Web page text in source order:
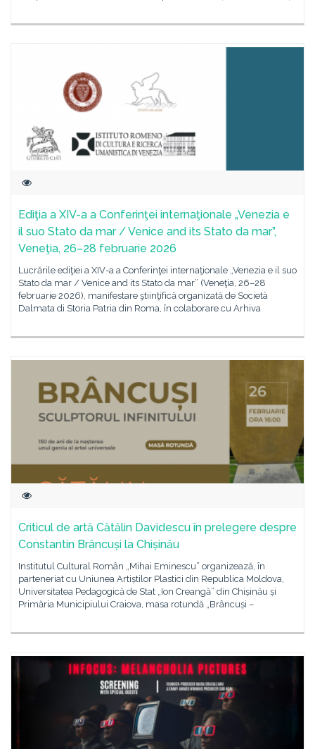
Ediţia a XIV-a a Conferinţei internaţionale „Venezia e
il suo Stato da mar / Venice and its Stato da mar”,
Veneţia, 26–28 februarie 2026
Lucrările ediţiei a XIV-a a Conferinţei internaţionale „Venezia e il suo
Stato da mar / Venice and its Stato da mar” (Veneţia, 26–28
februarie 2026), manifestare ştiinţifică organizată de Società
Dalmata di Storia Patria din Roma, în colaborare cu Arhiva
Criticul de artă Cătălin Davidescu în prelegere despre
Constantin Brâncuși la Chișinău
Institutul Cultural Român „Mihai Eminescu” organizează, în
parteneriat cu Uniunea Artiștilor Plastici din Republica Moldova,
Universitatea Pedagogică de Stat „Ion Creangă” din Chișinău și
Primăria Municipiului Craiova, masa rotundă „Brâncuși –